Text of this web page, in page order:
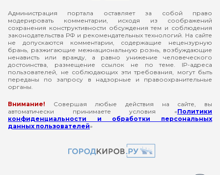
Администрация портала оставляет за собой право
модерировать комментарии, исходя из соображений
сохранения конструктивности обсуждения тем и соблюдения
законодательства РФ и рекомендательных технологий. На сайте
не допускаются комментарии, содержащие нецензурную
брань, разжигающие межнациональную рознь, возбуждающие
ненависть или вражду, а равно унижение человеческого
достоинства, размещение ссылок не по теме. IP-адреса
пользователей, не соблюдающих эти требования, могут быть
переданы по запросу в надзорные и правоохранительные
органы.
Внимание! Совершая любые действия на сайте, вы
автоматически принимаете условия «Политики
конфиденциальности и обработки персональных
данных пользователей»